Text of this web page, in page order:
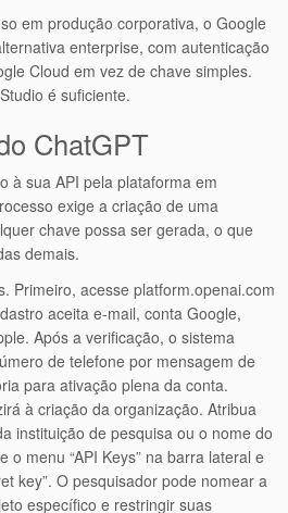
em produção corporativa, o Google
enterprise, com autenticação
Cloud em vez de chave simples.
é suficiente.
ChatGPT
à sua API pela plataforma em
exige a criação de uma
chave possa ser gerada, o que
demais.
Primeiro, acesse platform.openai.com
aceita e-mail, conta Google,
Após a verificação, o sistema
de telefone por mensagem de
para ativação plena da conta.
à criação da organização. Atribua
instituição de pesquisa ou o nome do
o menu “API Keys” na barra lateral e
key”. O pesquisador pode nomear a
específico e restringir suas